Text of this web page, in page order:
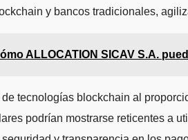
y bancos tradicionales,
ALLOCATION SICAV S.A.
tecnologías blockchain al
podrían mostrarse reticentes a